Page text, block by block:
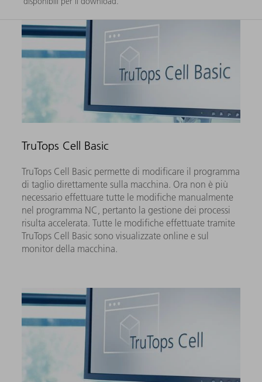
TruTops Cell Basic
TruTops Cell Basic permette di modificare il programma
di taglio direttamente sulla macchina. Ora non è più
necessario effettuare tutte le modifiche manualmente
nel programma NC, pertanto la gestione dei processi
risulta accelerata. Tutte le modifiche effettuate tramite
TruTops Cell Basic sono visualizzate online e sul
monitor della macchina.